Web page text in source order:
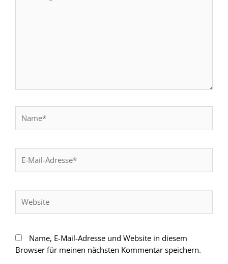
Mail-
Name, E-Mail-Adresse und Website in diesem
Browser für meinen nächsten Kommentar speichern.